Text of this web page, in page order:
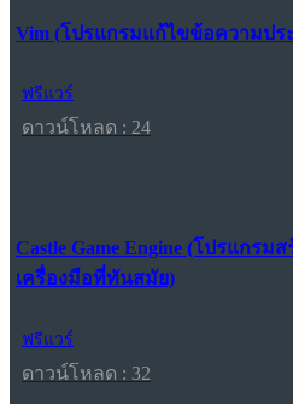
Vim (โปรแกรมแก้ไขข้อความปร
ฟรีแวร์
ดาวน์โหลด : 24
Castle Game Engine (โปรแกรม
เครื่องมือที่ทันสมัย)
ฟรีแวร์
ดาวน์โหลด : 32